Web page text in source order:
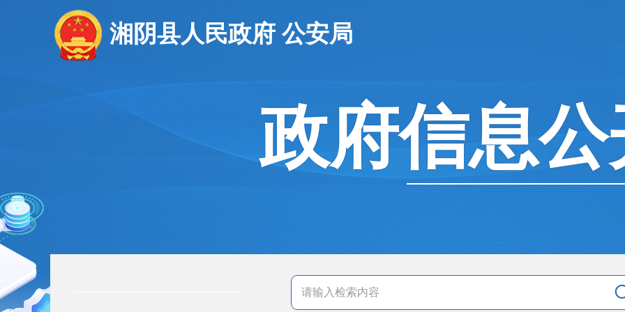
湘阴县人民政府 公安局
政府信息公